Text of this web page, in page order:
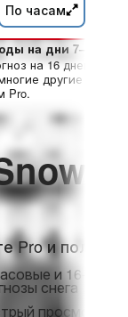
По часам
на дни 7–16:
на 16 дней?
другие
Pro.
Pro и
и 16-
снега
просмотр